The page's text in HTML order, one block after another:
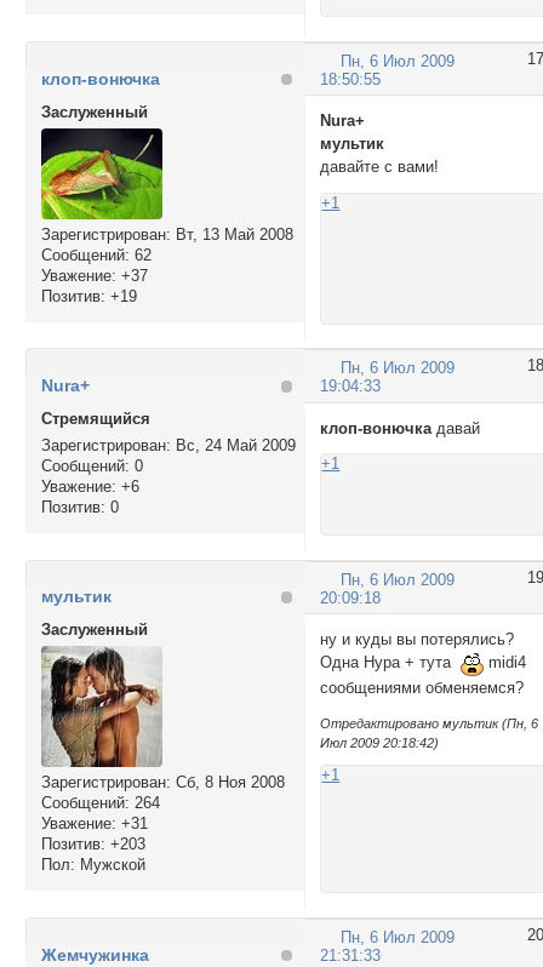
17
Пн, 6 Июл 2009
18:50:55
клоп-вонючка
Заслуженный
Зарегистрирован: Вт, 13 Май 2008
Сообщений: 62
Уважение: +37
Позитив: +19
Nura+
мультик
давайте с вами!
+1
18
Пн, 6 Июл 2009
19:04:33
Nura+
Стремящийся
Зарегистрирован: Вс, 24 Май 2009
Сообщений: 0
Уважение: +6
Позитив: 0
клоп-вонючка давай
+1
19
Пн, 6 Июл 2009
20:09:18
мультик
Заслуженный
Зарегистрирован: Сб, 8 Ноя 2008
Сообщений: 264
Уважение: +31
Позитив: +203
Пол: Мужской
ну и куды вы потерялись?
Одна Нура + тута
midi4
сообщениями обменяемся?
Отредактировано мультик (Пн, 6
Июл 2009 20:18:42)
+1
20
Пн, 6 Июл 2009
21:31:33
Жемчужинка